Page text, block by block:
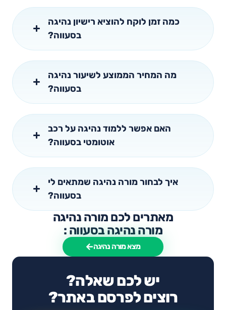
כמה זמן לוקח להוציא רישיון נהיגה
בסעווה?
מה המחיר הממוצע לשיעור נהיגה
בסעווה?
האם אפשר ללמוד נהיגה על רכב
אוטומטי בסעווה?
איך לבחור מורה נהיגה שמתאים לי
בסעווה?
מאתרים לכם מורה נהיגה
מורה נהיגה בסעווה :
מצא מורה נהיגה
יש לכם שאלה?
רוצים לפרסם באתר?